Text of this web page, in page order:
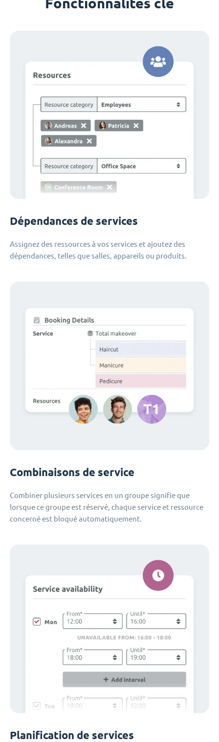
Dépendances de services
Assignez des ressources à vos services et ajoutez des
dépendances, telles que salles, appareils ou produits.
Combinaisons de service
Combiner plusieurs services en un groupe signifie que
lorsque ce groupe est réservé, chaque service et ressource
concerné est bloqué automatiquement.
Planification de services